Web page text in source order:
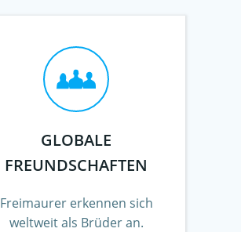
GLOBALE
FREUNDSCHAFTEN
Freimaurer erkennen sich
weltweit als Brüder an.